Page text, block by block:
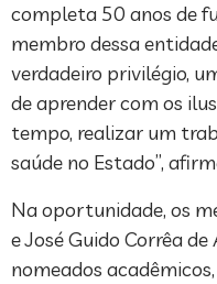
completa 50 anos de
membro dessa
verdadeiro privilégio,
de aprender com os
tempo, realizar um
saúde no Estado”,
Na oportunidade, os
e José Guido Corrêa
nomeados